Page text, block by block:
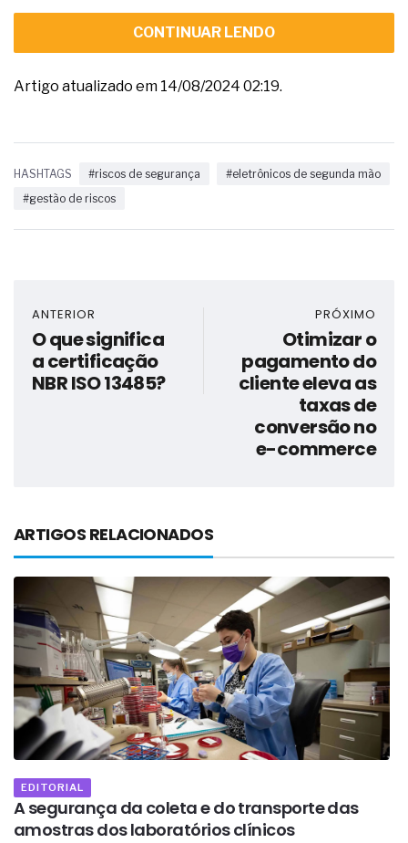
CONTINUAR LENDO
Artigo atualizado em 14/08/2024 02:19.
HASHTAGS #riscos de segurança
#eletrônicos de segunda mão
#gestão de riscos
ANTERIOR
O que significa
a certificação
NBR ISO 13485?
PRÓXIMO
Otimizar o
pagamento do
cliente eleva as
taxas de
conversão no
e-commerce
ARTIGOS RELACIONADOS
EDITORIAL
A segurança da coleta e do transporte das
amostras dos laboratórios clínicos